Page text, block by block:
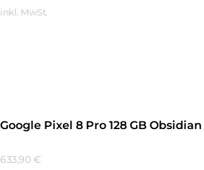
inkl. MwSt.
Google Pixel 8 Pro 128 GB Obsidian
633,90 €